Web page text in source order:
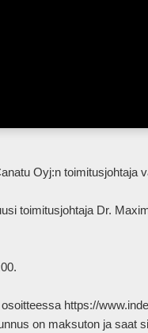
toimitusjohtaja Dr.
https://
on maksuton ja saat